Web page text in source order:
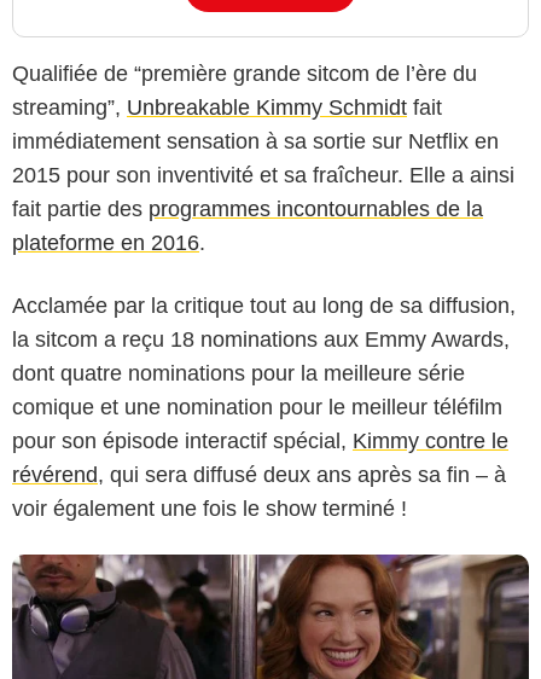
Qualifiée de “première grande sitcom de l’ère du
streaming”, Unbreakable Kimmy Schmidt fait
immédiatement sensation à sa sortie sur Netflix en
2015 pour son inventivité et sa fraîcheur. Elle a ainsi
fait partie des programmes incontournables de la
plateforme en 2016.
Acclamée par la critique tout au long de sa diffusion,
la sitcom a reçu 18 nominations aux Emmy Awards,
dont quatre nominations pour la meilleure série
comique et une nomination pour le meilleur téléfilm
pour son épisode interactif spécial, Kimmy contre le
révérend, qui sera diffusé deux ans après sa fin – à
voir également une fois le show terminé !